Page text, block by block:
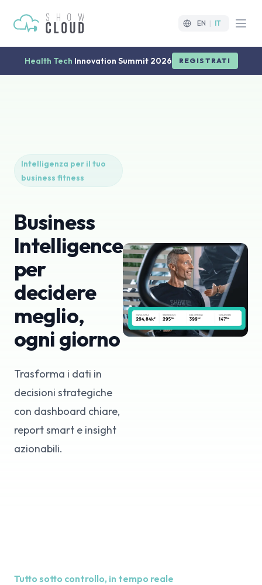
EN | IT
Health Tech Innovation Summit 2026 REGISTRATI
Intelligenza per il tuo
business fitness
Business
Intelligence
per
decidere
meglio,
ogni giorno
Trasforma i dati in
decisioni strategiche
con dashboard chiare,
report smart e insight
azionabili.
Tutto sotto controllo, in tempo reale